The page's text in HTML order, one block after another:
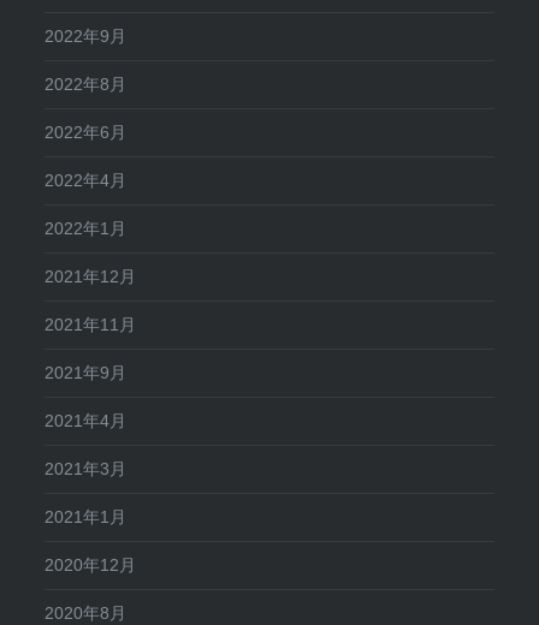
2022年9月
2022年8月
2022年6月
2022年4月
2022年1月
2021年12月
2021年11月
2021年9月
2021年4月
2021年3月
2021年1月
2020年12月
2020年8月